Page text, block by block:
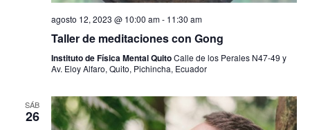
agosto 12, 2023 @ 10:00 am- 11:30 am
Taller de meditaciones con Gong
Instituto de Física Mental QuitoCalle de los Perales N47-49 y
Av. Eloy Alfaro, Quito, Pichincha, Ecuador
SÁB
26